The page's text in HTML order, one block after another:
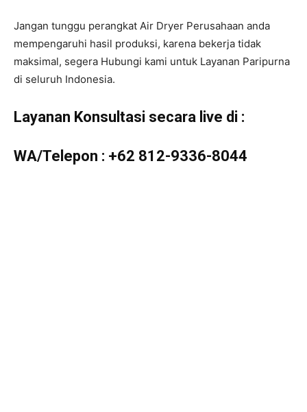
Jangan tunggu perangkat Air Dryer Perusahaan anda
mempengaruhi hasil produksi, karena bekerja tidak
maksimal, segera Hubungi kami untuk Layanan Paripurna
di seluruh Indonesia.
Layanan Konsultasi secara live di :
WA/Telepon : +62 812-9336-8044